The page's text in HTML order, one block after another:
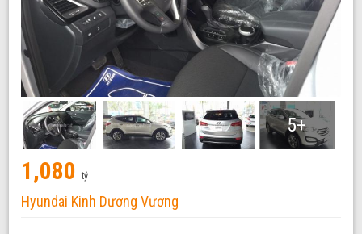
5+
1,080tỷ
Hyundai Kinh Dương Vương